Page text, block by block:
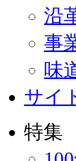
沿
事
味
サイ
特集